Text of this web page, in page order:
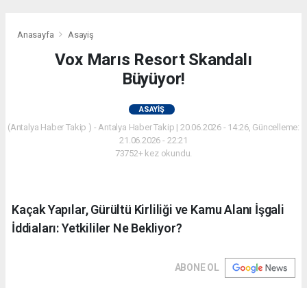
Anasayfa Asayiş
Vox Marıs Resort Skandalı
Büyüyor!
ASAYIŞ
(Antalya Haber Takip ) - Antalya Haber Takip | 20.06.2026 - 14:26, Güncelleme:
21.06.2026 - 22:21
73752+ kez okundu.
Kaçak Yapılar, Gürültü Kirliliği ve Kamu Alanı İşgali
İddiaları: Yetkililer Ne Bekliyor?
ABONE OL